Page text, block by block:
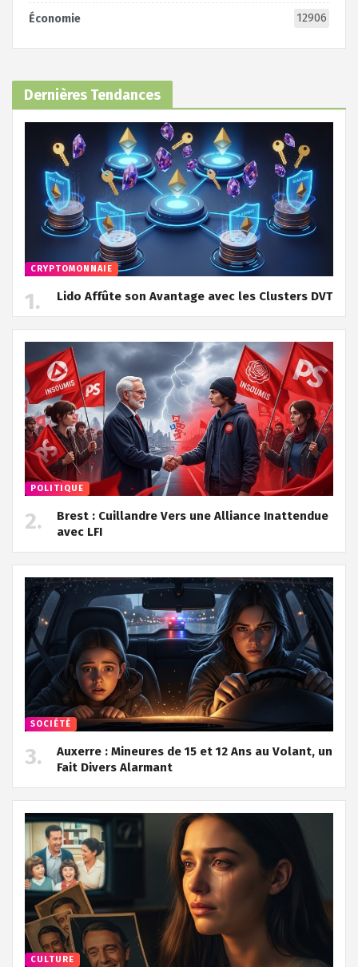
Économie 12906
Dernières Tendances
CRYPTOMONNAIE
Lido Affûte son Avantage avec les Clusters DVT
POLITIQUE
Brest : Cuillandre Vers une Alliance Inattendue
avec LFI
SOCIÉTÉ
Auxerre : Mineures de 15 et 12 Ans au Volant, un
Fait Divers Alarmant
CULTURE